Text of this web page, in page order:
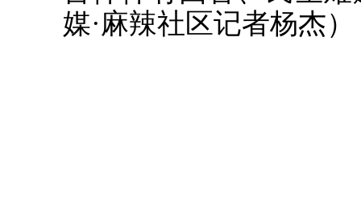
媒·麻辣社区记者杨杰）